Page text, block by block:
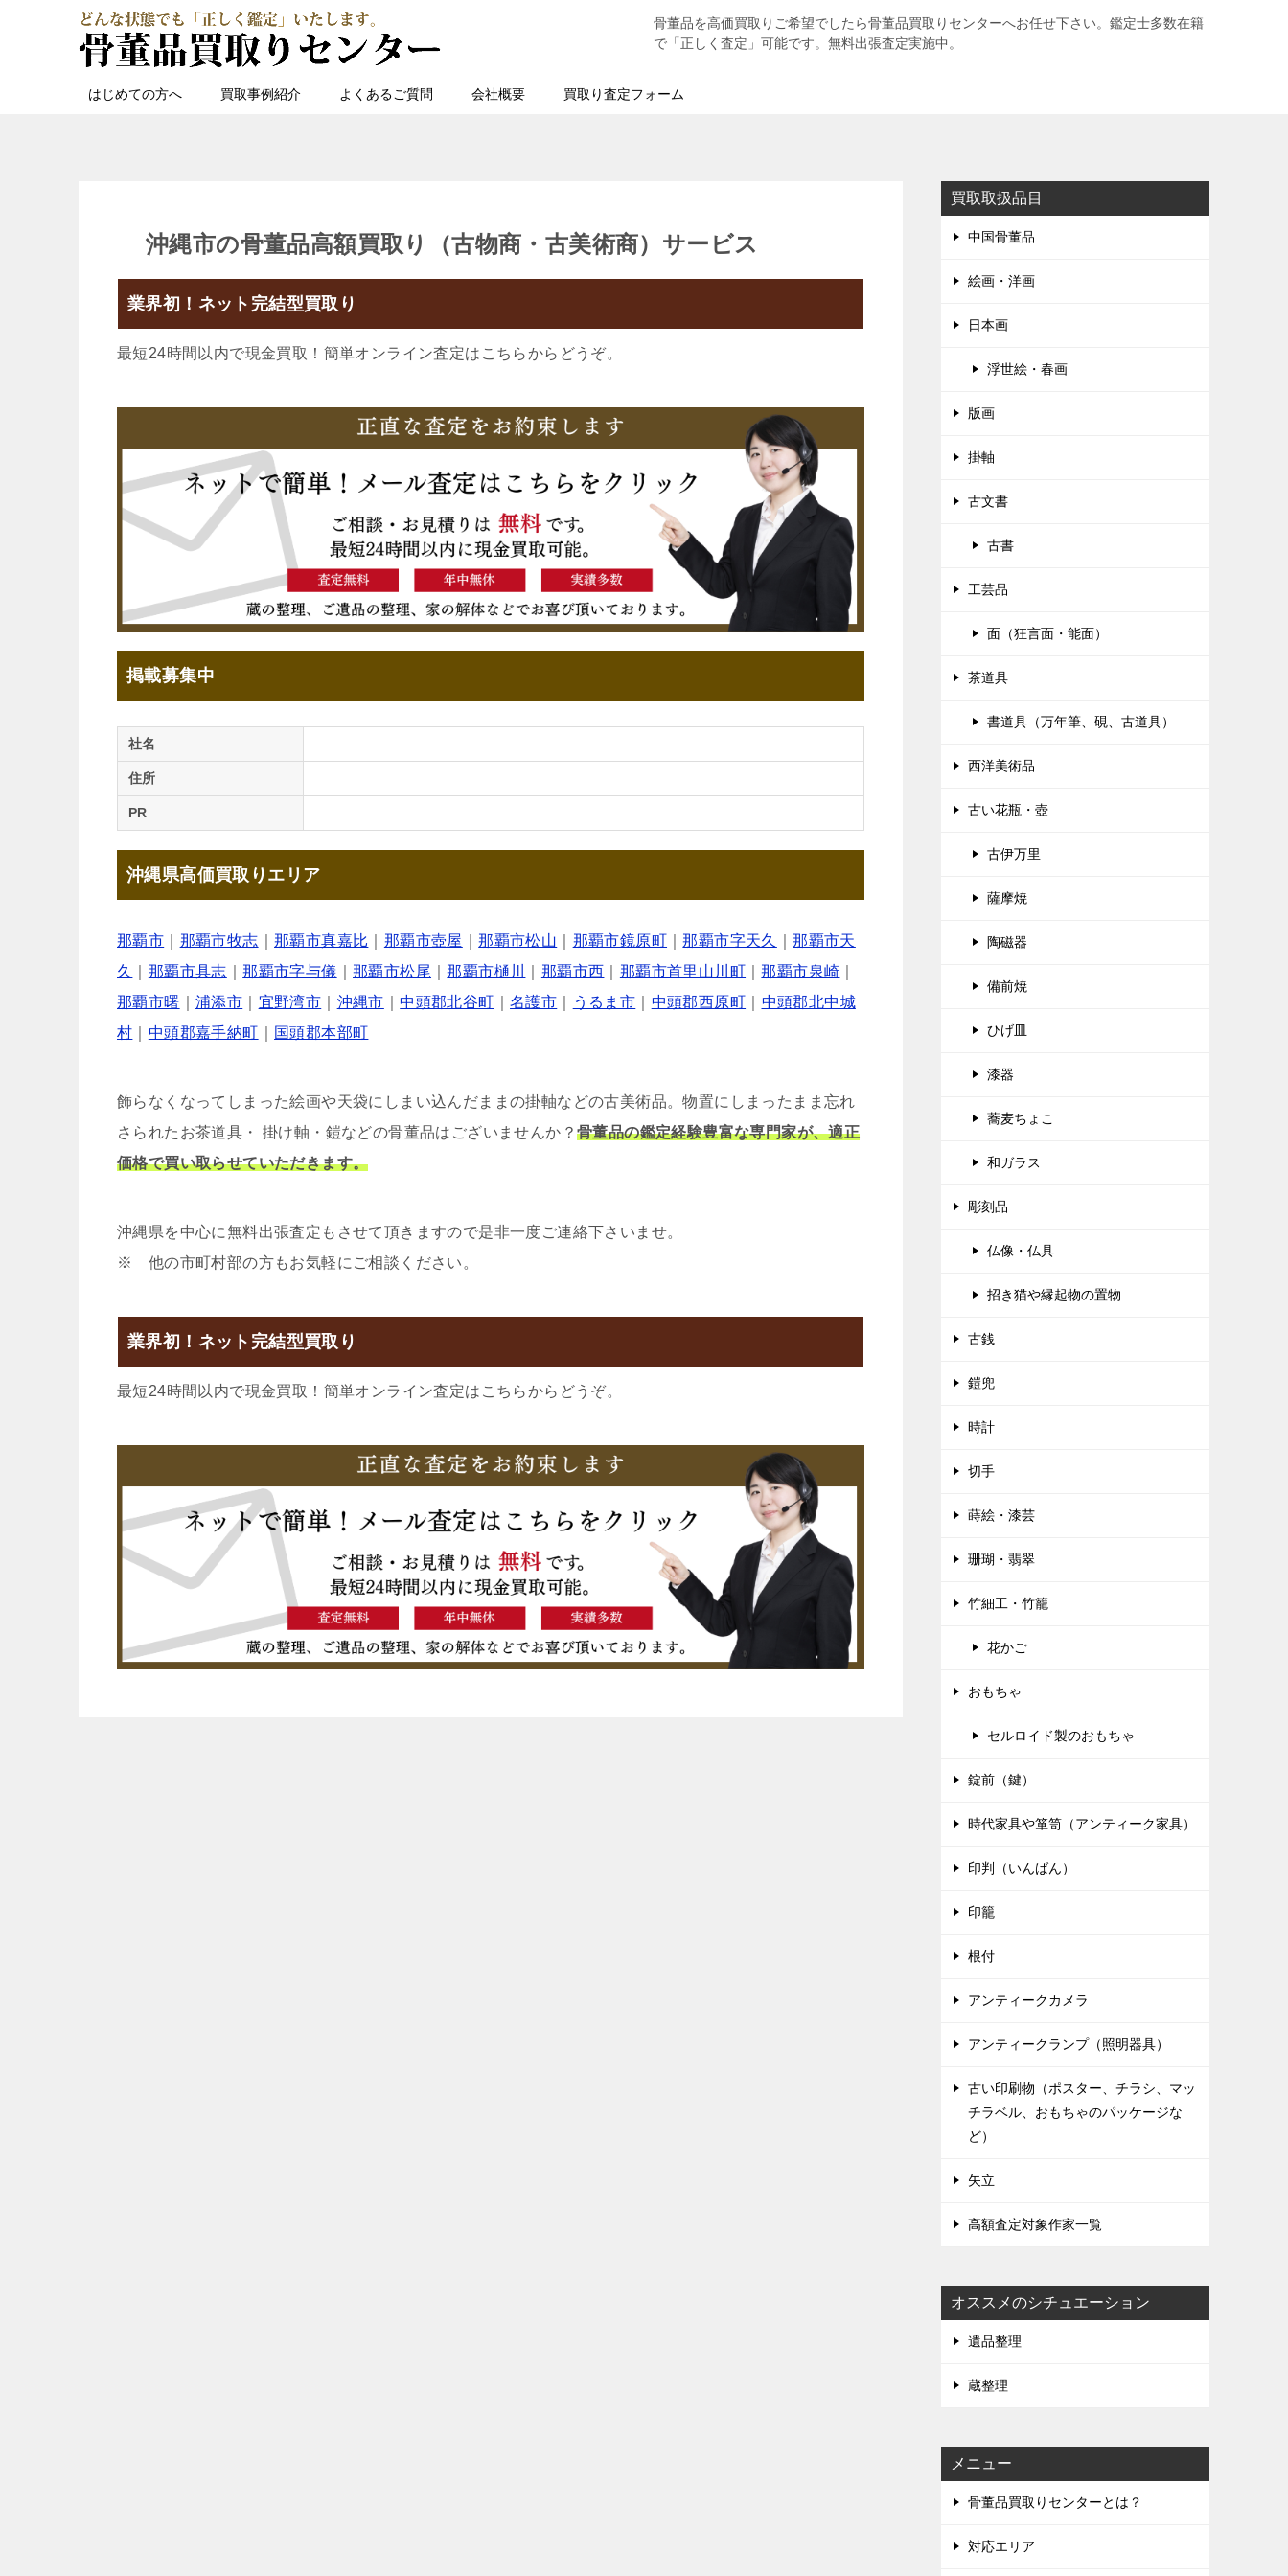
骨董品を高価買取りご希望でしたら骨董品買取りセンターへお任せ下さい。鑑定士多数在籍
で「正しく査定」可能です。無料出張査定実施中。
はじめての方へ 買取事例紹介 よくあるご質問 会社概要 買取り査定フォーム
沖縄市の骨董品高額買取り（古物商・古美術商）サービス
業界初！ネット完結型買取り
最短24時間以内で現金買取！簡単オンライン査定はこちらからどうぞ。
掲載募集中
社名
住所
PR
沖縄県高価買取りエリア
那覇市 那覇市牧志 ｜那覇市真嘉比 那覇市壺屋 ｜那覇市松山 那覇市鏡原町 ｜那覇市字天久 ｜那覇市天
久
那覇市具志 ｜那覇市字与儀 ｜那覇市松尾 ｜那覇市樋川 那覇市西 那覇市首里山川町 ｜那覇市泉崎
那覇市曙 ｜浦添市 宜野湾市 沖縄市 ｜中頭郡北谷町 ｜名護市 うるま市 中頭郡西原町
中頭郡北中城
村
中頭郡嘉手納町 国頭郡本部町
飾らなくなってしまった絵画や天袋にしまい込んだままの掛軸などの古美術品。物置にしまったまま忘れ
さられたお茶道具・ 掛け軸・鎧などの骨董品はございませんか？ 骨董品の鑑定経験豊富な専門家が、適正
価格で買い取らせていただきます。
沖縄県を中心に無料出張査定もさせて頂きますので是非一度ご連絡下さいませ。
※ 他の市町村部の方もお気軽にご相談ください。
業界初！ネット完結型買取り
最短24時間以内で現金買取！簡単オンライン査定はこちらからどうぞ。
買取取扱品目
中国骨董品
絵画・洋画
日本画
浮世絵・春画
版画
掛軸
古文書
古書
工芸品
面（狂言面・能面）
茶道具
書道具（万年筆、硯、古道具）
西洋美術品
古い花瓶・壺
古伊万里
薩摩焼
陶磁器
備前焼
ひげ皿
漆器
蕎麦ちょこ
和ガラス
彫刻品
仏像・仏具
招き猫や縁起物の置物
古銭
鎧兜
時計
切手
蒔絵・漆芸
珊瑚・翡翠
竹細工・竹籠
花かご
おもちゃ
セルロイド製のおもちゃ
錠前（鍵）
時代家具や箪笥（アンティーク家具）
印判（いんばん）
印籠
根付
アンティークカメラ
アンティークランプ（照明器具）
古い印刷物（ポスター、チラシ、マッ
チラベル、おもちゃのパッケージな
ど）
矢立
高額査定対象作家一覧
オススメのシチュエーション
遺品整理
蔵整理
メニュー
骨董品買取りセンターとは？
対応エリア